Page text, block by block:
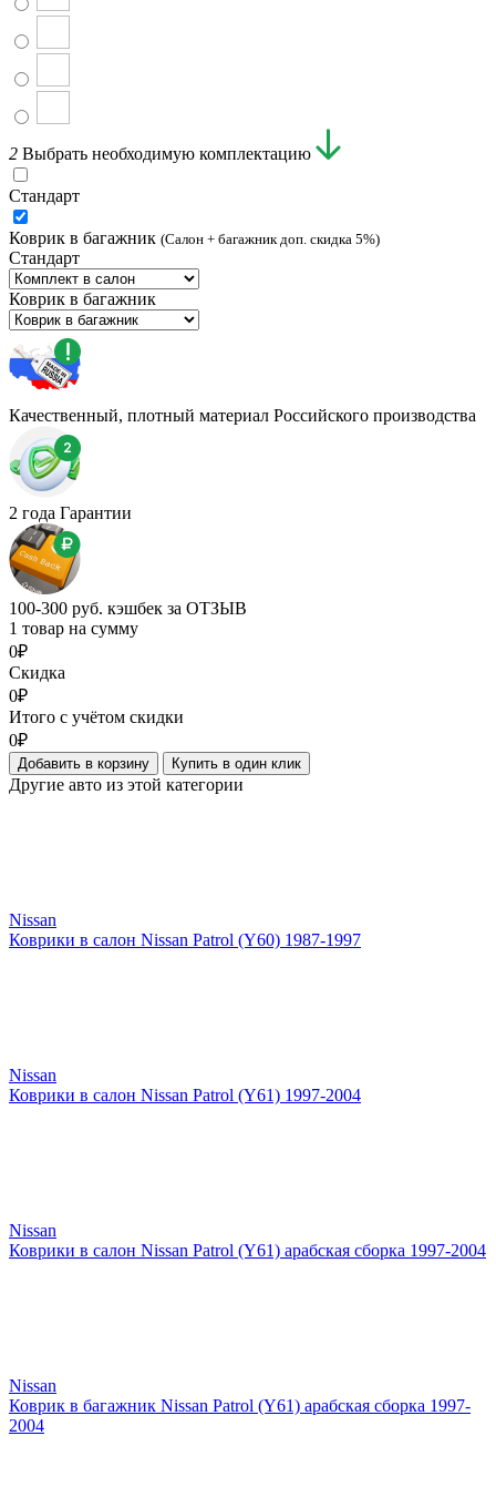
2 Выбрать необходимую комплектацию
Стандарт
Коврик в багажник (Салон + багажник доп. скидка 5%)
Стандарт
Коврик в багажник
Качественный, плотный материал Российского производства
2 года Гарантии
100-300 руб. кэшбек за ОТЗЫВ
1 товар на сумму
0₽
Скидка
0₽
Итого с учётом скидки
0₽
Добавить в корзину Купить в один клик
Другие авто из этой категории
Nissan
Коврики в салон Nissan Patrol (Y60) 1987-1997
Nissan
Коврики в салон Nissan Patrol (Y61) 1997-2004
Nissan
Коврики в салон Nissan Patrol (Y61) арабская сборка 1997-2004
Nissan
Коврик в багажник Nissan Patrol (Y61) арабская сборка 1997-
2004